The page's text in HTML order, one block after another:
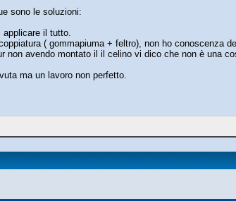
sono le soluzioni:
il tutto.
( gommapiuma + feltro), non ho conoscenza
non avendo montato il il celino vi dico che non è una
ma un lavoro non perfetto.